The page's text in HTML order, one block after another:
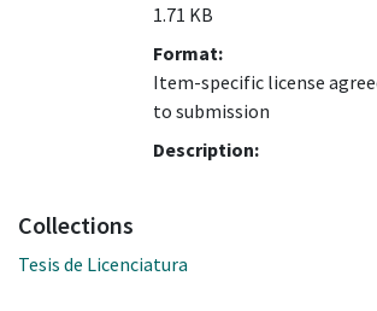
1.71 KB
Format:
Item-specific license
to submission
Description:
Collections
Tesis de Licenciatura